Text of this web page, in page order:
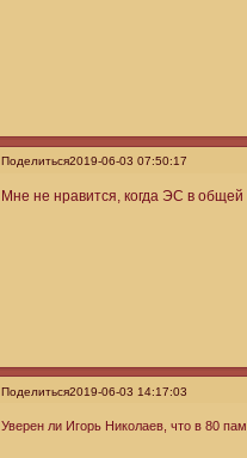
Поделиться2019-06-03 07:50:17
Мне не нравится, когда ЭС в общей
Поделиться2019-06-03 14:17:03
Уверен ли Игорь Николаев, что в 80